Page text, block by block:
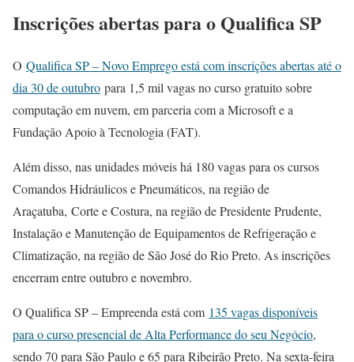
Inscrições abertas para o Qualifica SP
O Qualifica SP – Novo Emprego está com inscrições abertas até o
dia 30 de outubro para 1,5 mil vagas no curso gratuito sobre
computação em nuvem, em parceria com a Microsoft e a
Fundação Apoio à Tecnologia (FAT).
Além disso, nas unidades móveis há 180 vagas para os cursos
Comandos Hidráulicos e Pneumáticos, na região de
Araçatuba, Corte e Costura, na região de Presidente Prudente,
Instalação e Manutenção de Equipamentos de Refrigeração e
Climatização, na região de São José do Rio Preto. As inscrições
encerram entre outubro e novembro.
O Qualifica SP – Empreenda está com 135 vagas disponíveis
para o curso presencial de Alta Performance do seu Negócio,
sendo 70 para São Paulo e 65 para Ribeirão Preto. Na sexta-feira